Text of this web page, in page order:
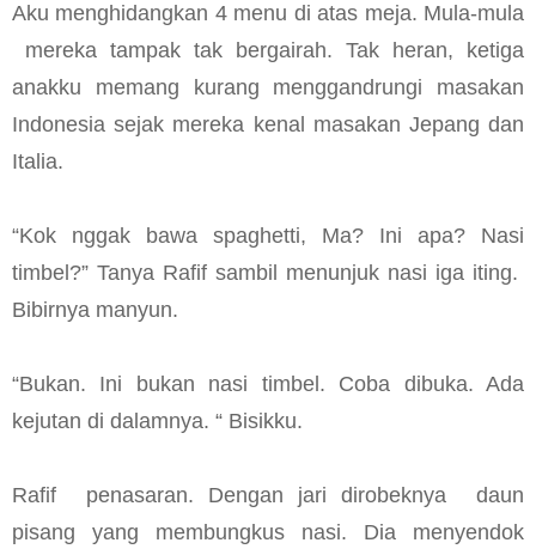
Aku menghidangkan 4 menu di atas meja. Mula-mula
mereka tampak tak bergairah. Tak heran, ketiga
anakku memang kurang menggandrungi masakan
Indonesia sejak mereka kenal masakan Jepang dan
Italia.
“Kok nggak bawa spaghetti, Ma? Ini apa? Nasi
timbel?” Tanya Rafif sambil menunjuk nasi iga iting.
Bibirnya manyun.
“Bukan. Ini bukan nasi timbel. Coba dibuka. Ada
kejutan di dalamnya. “ Bisikku.
Rafif penasaran. Dengan jari dirobeknya
daun
pisang yang membungkus nasi. Dia menyendok